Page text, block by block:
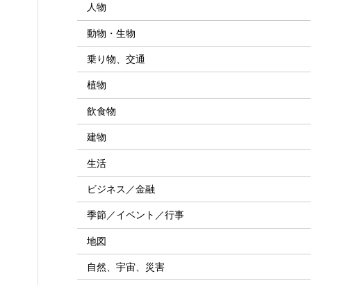
人物
動物・生物
乗り物、交通
植物
飲食物
建物
生活
ビジネス／金融
季節／イベント／行事
地図
自然、宇宙、災害